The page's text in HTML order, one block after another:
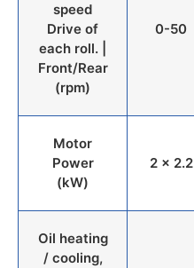
speed
Drive of
each roll. |
Front/Rear
(rpm)
0-50
Motor
Power
(kW)
2 x 2.2
Oil heating
/ cooling,